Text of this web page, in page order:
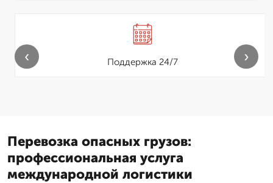
Поддержка 24/7
‹ ›
Перевозка опасных грузов:
профессиональная услуга
международной логистики